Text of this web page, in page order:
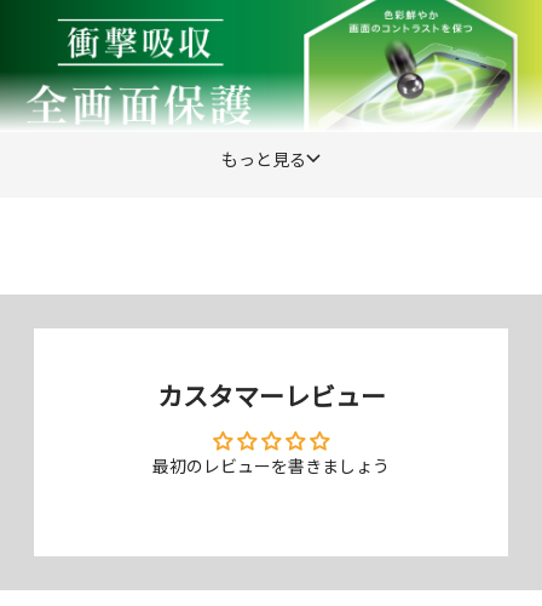
色彩鮮やか、クリア仕様
コントラストを保つ光沢（クリスタルクリア）仕様で、色彩鮮やかにく
っきりと見えます。透明度が高く、元々の画面の美しさを損ねません。
もっと見る
カスタマーレビュー
最初のレビューを書きましょう